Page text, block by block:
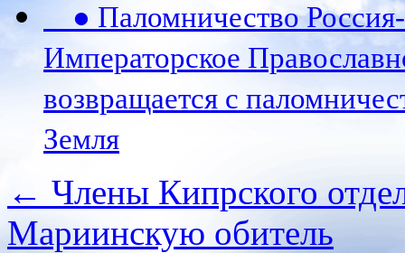
● Паломничество
Императорское
возвращается с
Земля
← Члены Кипрского
Мариинскую обитель